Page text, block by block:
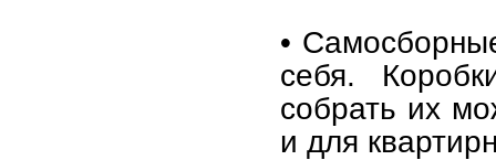
•
себя.
собрать их
и для